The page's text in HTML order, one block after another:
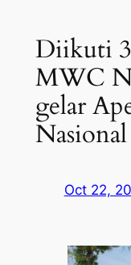
Diikuti
MWC
gelar
Nasional
Oct 22,